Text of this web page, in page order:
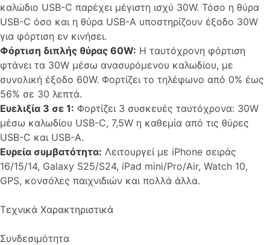
καλώδιο USB-C παρέχει μέγιστη ισχύ 30W. Τόσο η θύρα
USB-C όσο και η θύρα USB-A υποστηρίζουν έξοδο 30W
για φόρτιση εν κινήσει.
Φόρτιση διπλής θύρας 60W: Η ταυτόχρονη φόρτιση
φτάνει τα 30W μέσω ανασυρόμενου καλωδίου, με
συνολική έξοδο 60W. Φορτίζει το τηλέφωνο από 0% έως
56% σε 30 λεπτά.
Ευελιξία 3 σε 1: Φορτίζει 3 συσκευές ταυτόχρονα: 30W
μέσω καλωδίου USB-C, 7,5W η καθεμία από τις θύρες
USB-C και USB-A.
Ευρεία συμβατότητα: Λειτουργεί με iPhone σειράς
16/15/14, Galaxy S25/S24, iPad mini/Pro/Air, Watch 10,
GPS, κονσόλες παιχνιδιών και πολλά άλλα.
Τεχνικά Χαρακτηριστικά
Συνδεσιμότητα